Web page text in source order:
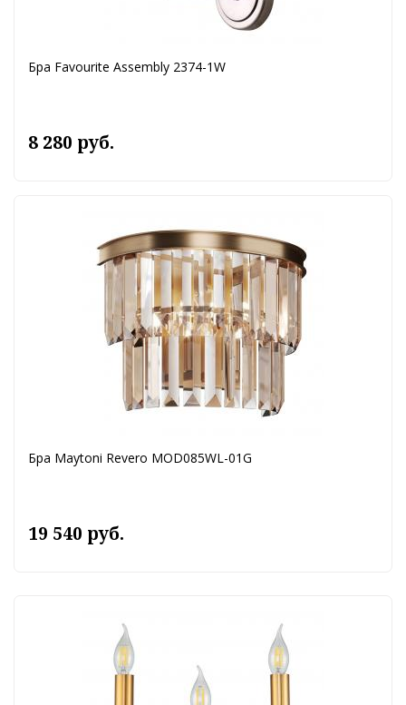
Бра Favourite Assembly 2374-1W
8 280 руб.
Бра Maytoni Revero MOD085WL-01G
19 540 руб.